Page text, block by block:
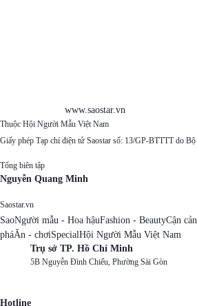
www.saostar.vn
Thuộc Hội Người Mẫu Việt Nam
Giấy phép Tạp chí điện tử Saostar số: 13/GP-BTTTT do
Tổng biên tập
Nguyễn Quang Minh
Saostar.vn
SaoNgười mẫu - Hoa hậuFashion - BeautyCận
pháĂn - chơiSpecialHội Người Mẫu Việt Nam
Trụ sở TP. Hồ Chí Minh
5B Nguyễn Đình Chiểu, Phường Sài Gòn
Hotline